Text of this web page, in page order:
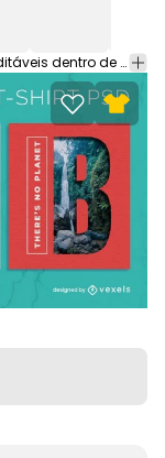
T-shirt legal psd que caracteriza citações editáveis dentro de texturas diferentes. Este design gráfico do T pode ser usado em camisas, canecas, pôsteres, hoodies e outros produtos merch. Vem com um arquivo PNG transparente, perfeito para plataformas POD como Merch by Amazon, Etsy, Redbubble e lojas como Shopify. Os designs na visualização são exemplos.